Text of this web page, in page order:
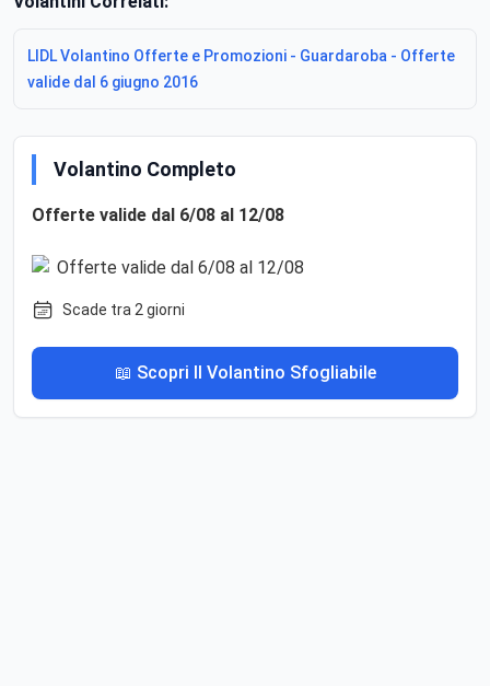
LIDL Volantino Offerte e Promozioni - Guardaroba - Offerte
valide dal 6 giugno 2016
Volantino Completo
Offerte valide dal 6/08 al 12/08
Scade tra 2 giorni
📖 Scopri Il Volantino Sfogliabile